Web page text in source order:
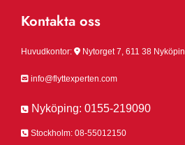
Kontakta oss
Huvudkontor:  Nytorget 7, 611 38
 info@flyttexperten.com
 Nyköping: 0155-219090
 Stockholm: 08-55012150